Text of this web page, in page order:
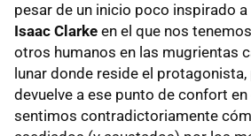
pesar de un inicio poco inspirado
Isaac Clarke en el que nos
otros humanos en las mugrientas
lunar donde reside el
devuelve a ese punto de confort en
sentimos contradictoriamente